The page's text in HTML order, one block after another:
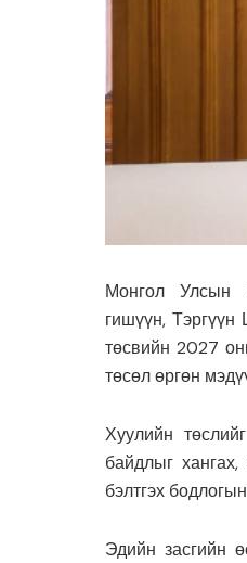
Монгол Улсын
гишүүн,
төсвийн 2027
төсөл өргөн
Хуулийн
байдлыг
бэлтгэх
Эдийн засгийн